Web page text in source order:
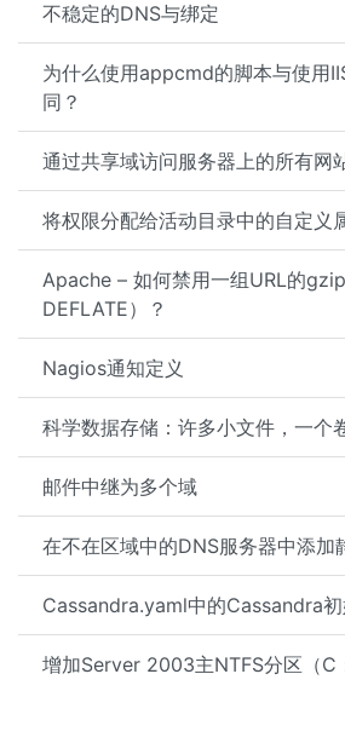
不稳定的DNS与绑定
为什么使用appcmd的脚本与使用
同？
通过共享域访问服务器上的所有网
将权限分配给活动目录中的自定义
Apache – 如何禁用一组URL的
DEFLATE）？
Nagios通知定义
科学数据存储：许多小文件，一个
邮件中继为多个域
在不在区域中的DNS服务器中添加
Cassandra.yaml中的Cassandra
增加Server 2003主NTFS分区（C